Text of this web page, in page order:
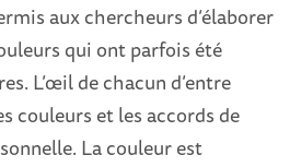
aux chercheurs d’élaborer
qui ont parfois été
L’œil de chacun d’entre
couleurs et les accords de
La couleur est